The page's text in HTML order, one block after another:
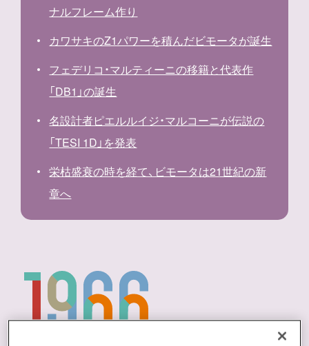
ナルフレーム作り
カワサキのZ1パワーを積んだビモータが誕生
フェデリコ・マルティーニの移籍と代表作
「DB1」の誕生
名設計者ピエルルイジ・マルコーニが伝説の
「TESI 1D」を発表
栄枯盛衰の時を経て、ビモータは21世紀の新
章へ